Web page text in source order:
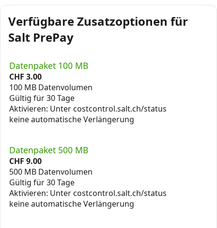
Verfügbare Zusatzoptionen für
Salt PrePay
Datenpaket 100 MB
CHF 3.00
100 MB Datenvolumen
Gültig für 30 Tage
Aktivieren: Unter costcontrol.salt.ch/status
keine automatische Verlängerung
Datenpaket 500 MB
CHF 9.00
500 MB Datenvolumen
Gültig für 30 Tage
Aktivieren: Unter costcontrol.salt.ch/status
keine automatische Verlängerung